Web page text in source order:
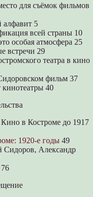
для съёмок фильмов
алфавит 5
всей страны 10
особая атмосфера 25
встречи 29
театра в кино
фильм 37
40
в Костроме до 1917
1920-е годы 49
Александр
76